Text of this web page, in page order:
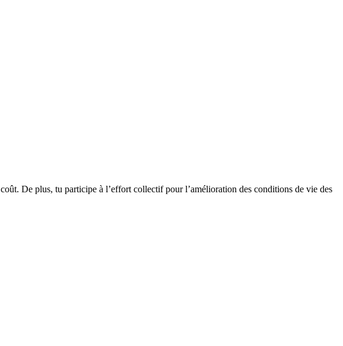
De plus, tu participe à l’effort collectif pour l’amélioration des conditions de vie des